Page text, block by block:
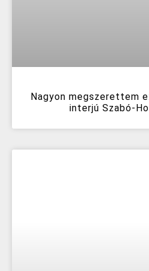
Nagyon megszerettem
interjú Szabó-